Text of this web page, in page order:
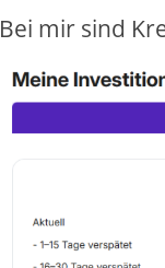
Bei mir sind